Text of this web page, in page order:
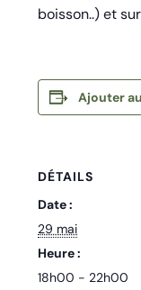
boisson..) et
Ajouter
DÉTAILS
Date :
29 mai
Heure :
18h00 - 22h00